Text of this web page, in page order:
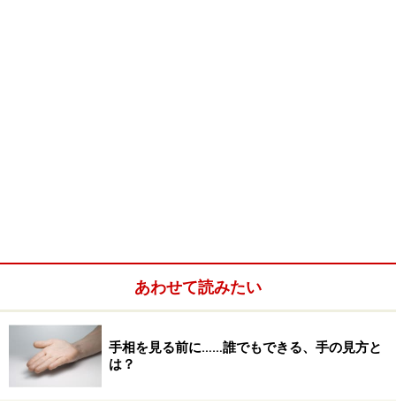
あわせて読みたい
手相を見る前に……誰でもできる、手の見方と
は？